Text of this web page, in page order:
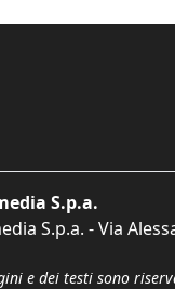
S.p.a.
S.p.a. - Via
e dei testi sono